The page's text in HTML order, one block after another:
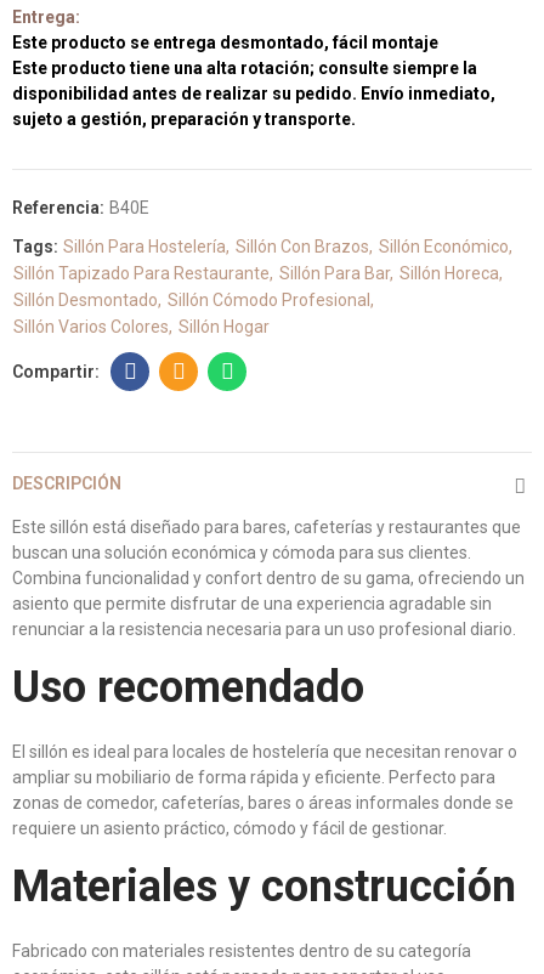
Entrega:
Este producto se entrega desmontado, fácil montaje
Este producto tiene una alta rotación; consulte siempre la
disponibilidad antes de realizar su pedido. Envío inmediato,
sujeto a gestión, preparación y transporte.
Referencia: B40E
Tags: Sillón Para Hostelería Sillón Con Brazos Sillón Económico
Sillón Tapizado Para Restaurante Sillón Para Bar Sillón Horeca
Sillón Desmontado Sillón Cómodo Profesional
Sillón Varios Colores Sillón Hogar
DESCRIPCIÓN
Este sillón está diseñado para bares, cafeterías y restaurantes que
buscan una solución económica y cómoda para sus clientes.
Combina funcionalidad y confort dentro de su gama, ofreciendo un
asiento que permite disfrutar de una experiencia agradable sin
renunciar a la resistencia necesaria para un uso profesional diario.
Uso recomendado
El sillón es ideal para locales de hostelería que necesitan renovar o
ampliar su mobiliario de forma rápida y eficiente. Perfecto para
zonas de comedor, cafeterías, bares o áreas informales donde se
requiere un asiento práctico, cómodo y fácil de gestionar.
Materiales y construcción
Fabricado con materiales resistentes dentro de su categoría